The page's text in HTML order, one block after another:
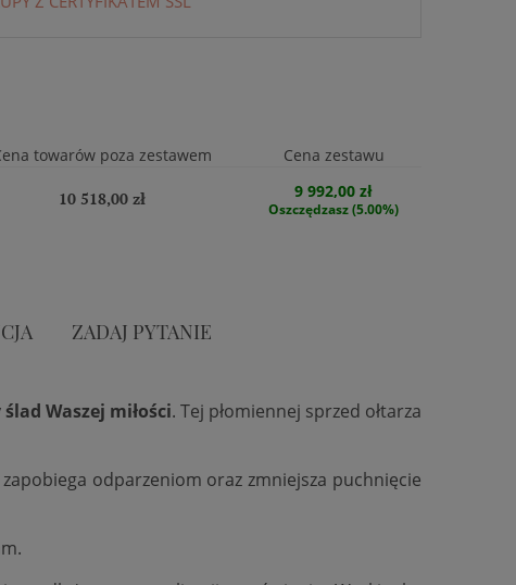
towarów poza zestawem Cena zestawu
10 518,00 zł 9 992,00 zł
Oszczędzasz (5.00%)
ZADAJ PYTANIE
Waszej miłości. Tej płomiennej sprzed ołtarza
odparzeniom oraz zmniejsza puchnięcie